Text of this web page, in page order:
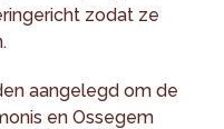
zodat ze
aangelegd om de
en Ossegem